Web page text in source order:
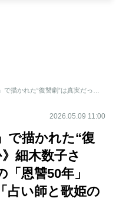
2026.05.09 11:00
で描かれた“復
細木数子さ
「恩讐50年」
占い師と歌姫の